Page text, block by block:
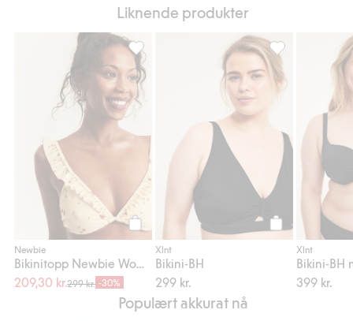
Liknende produkter
Legg til
Newbie
209,30 kr.299 kr. -30%
Bikinitopp Newbie Woman, Legg til i
Legg til
Xlnt
Bikini-BH
299 kr.
Bikini-BH,
Xlnt
Bikini-BH
399 kr.
Populært akkurat nå